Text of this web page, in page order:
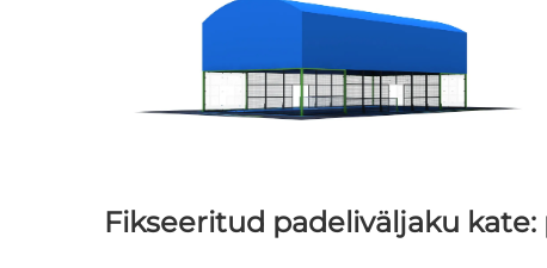
Fikseeritud padeliväljaku kate: